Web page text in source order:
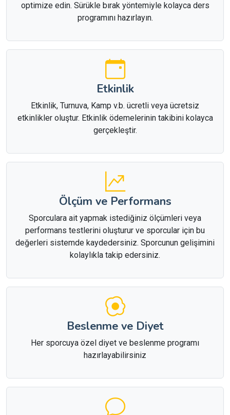
optimize edin. Sürükle bırak yöntemiyle kolayca ders
programını hazırlayın.
Etkinlik
Etkinlik, Turnuva, Kamp v.b. ücretli veya ücretsiz
etkinlikler oluştur. Etkinlik ödemelerinin takibini kolayca
gerçekleştir.
Ölçüm ve Performans
Sporculara ait yapmak istediğiniz ölçümleri veya
performans testlerini oluşturur ve sporcular için bu
değerleri sistemde kaydedersiniz. Sporcunun gelişimini
kolaylıkla takip edersiniz.
Beslenme ve Diyet
Her sporcuya özel diyet ve beslenme programı
hazırlayabilirsiniz